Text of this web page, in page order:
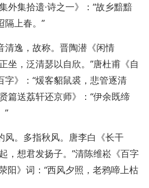
外集拾遗·诗之一》：“故乡黯黯
隔上春。”
清逸，故称。晋陶潜《闲情
坐，泛清瑟以自欣。”唐杜甫《自
字》：“煖客貂鼠裘，悲管逐清
篇送荔轩还京师》：“伊余既缔
”
风。多指秋风。唐李白《长干
，想君发扬子。”清陈维崧《百字
阳》词：“西风夕照，老鸦啼上枯